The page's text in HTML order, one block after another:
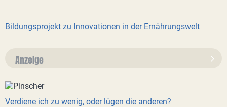
Bildungsprojekt zu Innovationen in der Ernährungswelt
Anzeige
Verdiene ich zu wenig, oder lügen die anderen?